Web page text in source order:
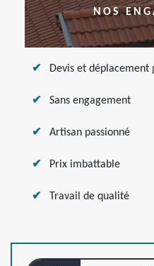
NOS
Devis et déplacement
Sans engagement
Artisan passionné
Prix imbattable
Travail de qualité